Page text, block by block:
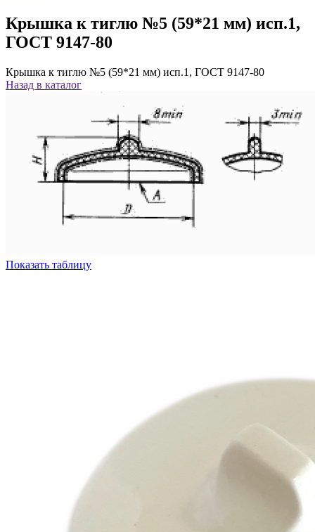
Крышка к тиглю №5 (59*21 мм) исп.1,
ГОСТ 9147-80
Крышка к тиглю №5 (59*21 мм) исп.1, ГОСТ 9147-80
Назад в каталог
Показать таблицу